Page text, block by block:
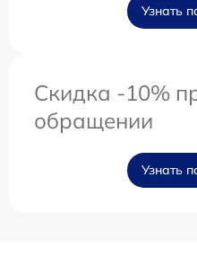
Узнать
Скидка -10%
обращении
Узнать